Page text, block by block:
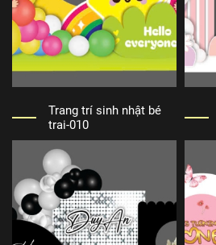
Trang trí sinh nhật bé
trai-010